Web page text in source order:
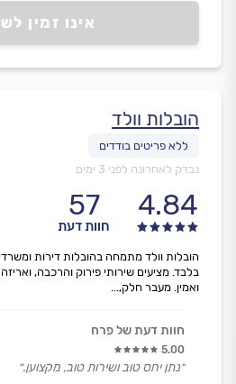
אינו זמין
הובלות וולד
נבדק לאחרונה לפני 3 ימים
4.84
57
חוות דעת
הובלות וולד מתמחה בהובלות דירות
בלבד. מציעים שירותי פירוק והרכבה,
ואמין. מעבר חלק,...
חוות דעת של פרח
5.00
״נתן יחס טוב ושירות טוב, מקצוען.״